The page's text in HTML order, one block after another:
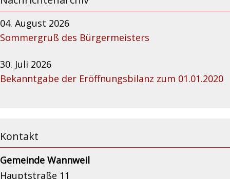
04. August 2026
Sommergruß des Bürgermeisters
30. Juli 2026
Bekanntgabe der Eröffnungsbilanz zum 01.01.2020
Kontakt
Gemeinde Wannweil
Hauptstraße 11